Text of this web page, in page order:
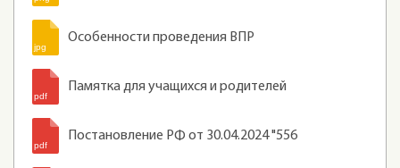
Особенности проведения ВПР
Памятка для учащихся и родителей
Постановление РФ от 30.04.2024 "556